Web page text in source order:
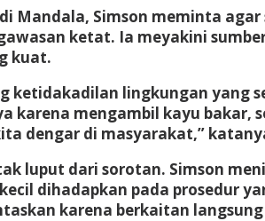
Mandala, Simson meminta
ketat. Ia meyakini
kuat.
ketidakadilan lingkungan yang
karena mengambil kayu
dengar di masyarakat,”
luput dari sorotan. Simson
dihadapkan pada prosedur
karena berkaitan